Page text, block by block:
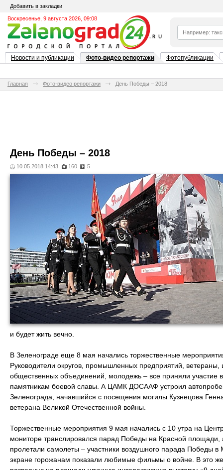
Добавить в закладки
Воскресенье, 9 августа 2026, 09:08
Новости и публикации Фото-видео репортажи Фотопубликации
Главная Фото-видео репортажи День Победы – 2018
День Победы – 2018
10.05.2018 14:43 160 5
и будет жить вечно.
В Зеленограде еще 8 мая начались торжественные
Руководители округов, промышленных предприятий, ветераны,
общественных объединений, молодежь – все приняли участие
памятникам боевой славы. А ЦАМК ДОСААФ устроил
Зеленограда, начавшийся с посещения могилы Кузнецова
ветерана Великой Отечественной войны.
Торжественные мероприятия 9 мая начались с 10 утра на
мониторе транслировался парад Победы на Красной площади,
пролетали самолеты – участники воздушного парада Победы
экране горожанам показали любимые фильмы о войне. В это